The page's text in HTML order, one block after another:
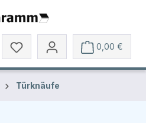
0,00 €
Türknäufe